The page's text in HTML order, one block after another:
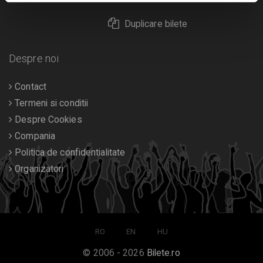
Duplicare bilete
Despre noi
Contact
Termeni si conditii
Despre Cookies
Compania
Politica de confidentialitate
Organizatori
RO EN HU
© 2006 - 2026 Bilete.ro